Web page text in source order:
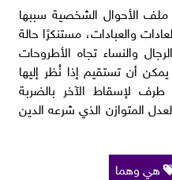
الأحوال الشخصية سببها
والعبادات، مستنكرًا حالة
والنساء تجاه الأطروحات
أن تستقيم إذا نُظر إليها
لإسقاط الآخر بالضربة
المتوازن الذي شرعه الدين
هي وهما